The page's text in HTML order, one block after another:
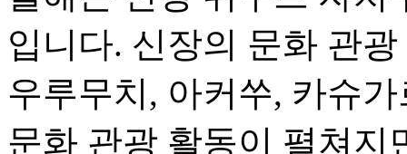
입니다. 신장의 문화 관
우루무치, 아커쑤, 카슈
문화 관광 활동이 펼쳐지